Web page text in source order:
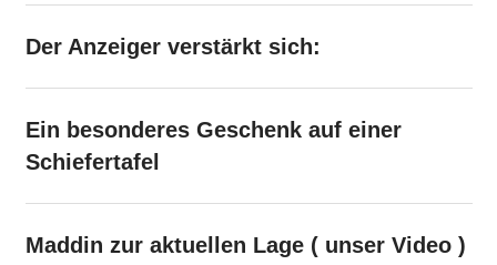
Der Anzeiger verstärkt sich:
Ein besonderes Geschenk auf einer
Schiefertafel
Maddin zur aktuellen Lage ( unser Video )